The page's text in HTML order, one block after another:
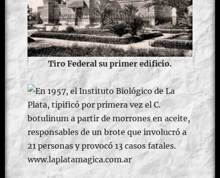
Tiro Federal su primer edificio.